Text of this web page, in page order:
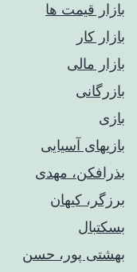
بازار قیمت ها
بازار کار
بازار مالی
بازرگانی
بازی
بازیهای آسیایی
بذرافکن، مهدی
برزگر، کیهان
بسکتبال
بهشتی پور، حسن